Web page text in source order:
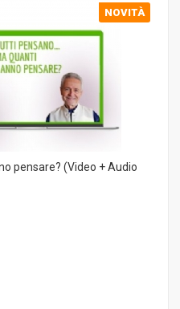
NOVITÀ
pensare? (Video + Audio